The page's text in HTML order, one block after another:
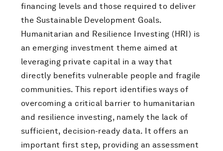
financing levels and those required to deliver
the Sustainable Development Goals.
Humanitarian and Resilience Investing (HRI) is
an emerging investment theme aimed at
leveraging private capital in a way that
directly benefits vulnerable people and fragile
communities. This report identifies ways of
overcoming a critical barrier to humanitarian
and resilience investing, namely the lack of
sufficient, decision-ready data. It offers an
important first step, providing an assessment